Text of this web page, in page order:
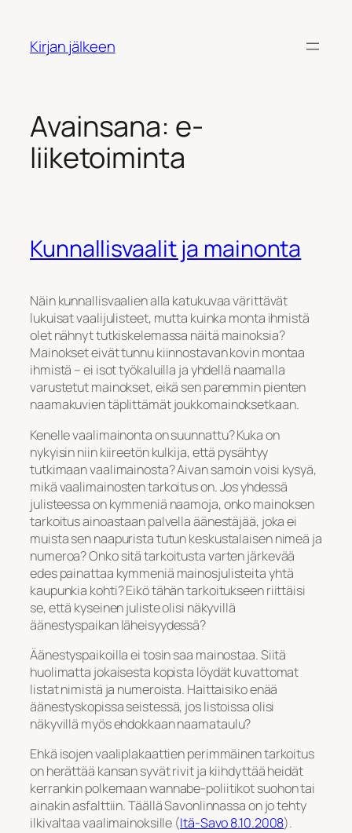
Kirjan jälkeen
Avainsana: e-
liiketoiminta
Kunnallisvaalit ja mainonta
Näin kunnallisvaalien alla katukuvaa värittävät
lukuisat vaalijulisteet, mutta kuinka monta ihmistä
olet nähnyt tutkiskelemassa näitä mainoksia?
Mainokset eivät tunnu kiinnostavan kovin montaa
ihmistä – ei isot työkaluilla ja yhdellä naamalla
varustetut mainokset, eikä sen paremmin pienten
naamakuvien täplittämät joukkomainoksetkaan.
Kenelle vaalimainonta on suunnattu? Kuka on
nykyisin niin kiireetön kulkija, että pysähtyy
tutkimaan vaalimainosta? Aivan samoin voisi kysyä,
mikä vaalimainosten tarkoitus on. Jos yhdessä
julisteessa on kymmeniä naamoja, onko mainoksen
tarkoitus ainoastaan palvella äänestäjää, joka ei
muista sen naapurista tutun keskustalaisen nimeä ja
numeroa? Onko sitä tarkoitusta varten järkevää
edes painattaa kymmeniä mainosjulisteita yhtä
kaupunkia kohti? Eikö tähän tarkoitukseen riittäisi
se, että kyseinen juliste olisi näkyvillä
äänestyspaikan läheisyydessä?
Äänestyspaikoilla ei tosin saa mainostaa. Siitä
huolimatta jokaisesta kopista löydät kuvattomat
listat nimistä ja numeroista. Haittaisiko enää
äänestyskopissa seistessä, jos listoissa olisi
näkyvillä myös ehdokkaan naamataulu?
Ehkä isojen vaaliplakaattien perimmäinen tarkoitus
on herättää kansan syvät rivit ja kiihdyttää heidät
kerrankin polkemaan wannabe-poliitikot suohon tai
ainakin asfalttiin. Täällä Savonlinnassa on jo tehty
ilkivaltaa vaalimainoksille (Itä-Savo 8.10.2008).